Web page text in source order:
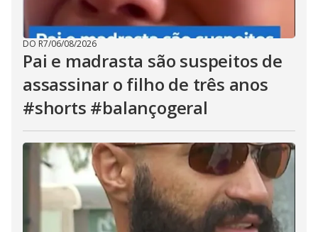
DO R7/06/08/2026
Pai e madrasta são suspeitos de
assassinar o filho de três anos
#shorts #balançogeral